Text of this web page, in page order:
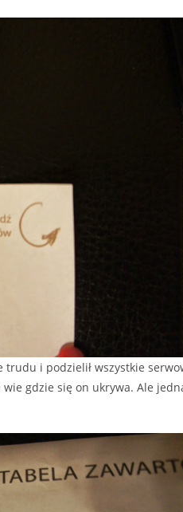
i podzielił wszystkie
gdzie się on ukrywa. Ale